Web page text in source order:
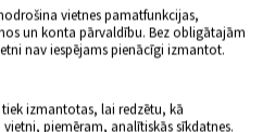
vietnes pamatfunkcijas,
un konta pārvaldību. Bez obligātajām
nav iespējams pienācīgi izmantot.
izmantotas, lai redzētu, kā
piemēram, analītiskās sīkdatnes.